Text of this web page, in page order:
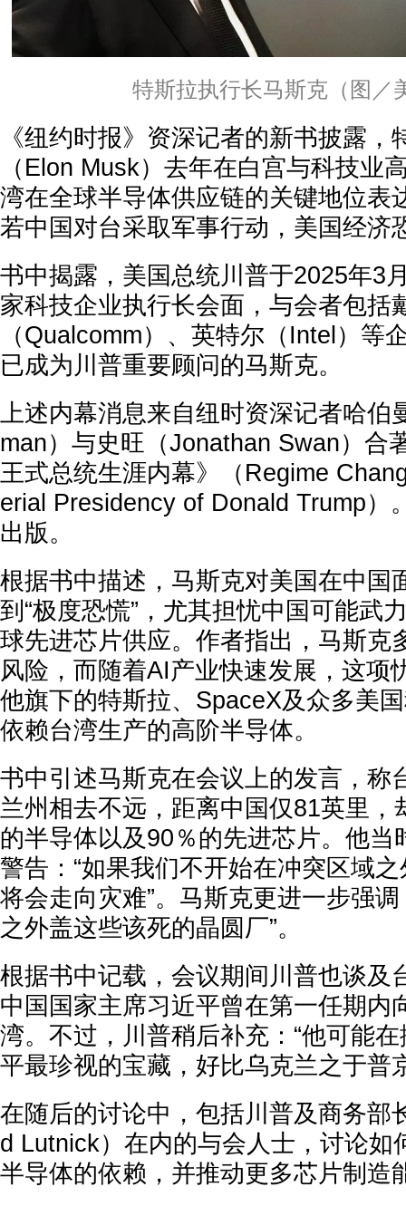
特斯拉执行长马斯克（图／
《纽约时报》资深记者的新书披露
（Elon Musk）去年在白宫与科技业
湾在全球半导体供应链的关键地位表
若中国对台采取军事行动，美国经济
书中揭露，美国总统川普于2025年3
家科技企业执行长会面，与会者包括
（Qualcomm）、英特尔（Intel）等
已成为川普重要顾问的马斯克。
上述内幕消息来自纽时资深记者哈伯
man）与史旺（Jonathan Swan）合
王式总统生涯内幕》（Regime
erial Presidency of Donald Trump）
出版。
根据书中描述，马斯克对美国在中国
到“极度恐慌”，尤其担忧中国可能武
球先进芯片供应。作者指出，马斯克
风险，而随着AI产业快速发展，这项
他旗下的特斯拉、SpaceX及众多美
依赖台湾生产的高阶半导体。
书中引述马斯克在会议上的发言，称
兰州相去不远，距离中国仅81英里，
的半导体以及90％的先进芯片。他当
警告：“如果我们不开始在冲突区域
将会走向灾难”。马斯克更进一步强
之外盖这些该死的晶圆厂”。
根据书中记载，会议期间川普也谈及
中国国家主席习近平曾在第一任期内
湾。不过，川普稍后补充：“他可能
平最珍视的宝藏，好比乌克兰之于普
在随后的讨论中，包括川普及商务部
d Lutnick）在内的与会人士，讨论如
半导体的依赖，并推动更多芯片制造